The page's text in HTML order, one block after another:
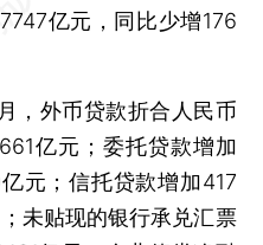
亿元，同比少增176
外币贷款折合人民币
亿元；委托贷款增加
元；信托贷款增加417
未贴现的银行承兑汇票